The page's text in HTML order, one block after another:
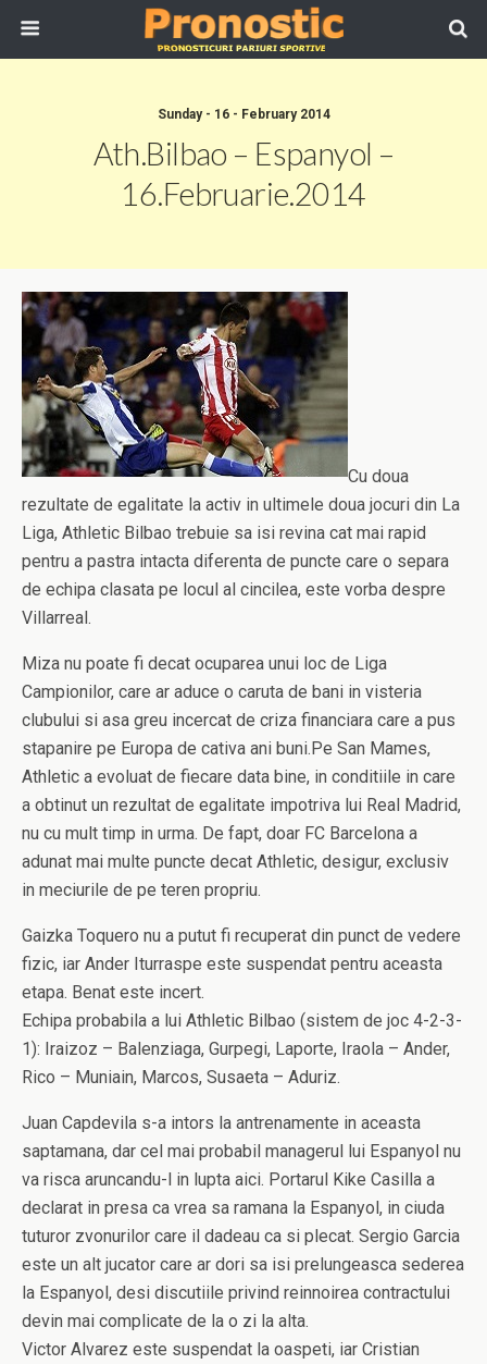
Sunday - 16 - February 2014
Ath.Bilbao – Espanyol –
16.Februarie.2014
Cu doua
rezultate de egalitate la activ in ultimele doua jocuri din La
Liga, Athletic Bilbao trebuie sa isi revina cat mai rapid
pentru a pastra intacta diferenta de puncte care o separa
de echipa clasata pe locul al cincilea, este vorba despre
Villarreal.
Miza nu poate fi decat ocuparea unui loc de Liga
Campionilor, care ar aduce o caruta de bani in visteria
clubului si asa greu incercat de criza financiara care a pus
stapanire pe Europa de cativa ani buni.Pe San Mames,
Athletic a evoluat de fiecare data bine, in conditiile in care
a obtinut un rezultat de egalitate impotriva lui Real Madrid,
nu cu mult timp in urma. De fapt, doar FC Barcelona a
adunat mai multe puncte decat Athletic, desigur, exclusiv
in meciurile de pe teren propriu.
Gaizka Toquero nu a putut fi recuperat din punct de vedere
fizic, iar Ander Iturraspe este suspendat pentru aceasta
etapa. Benat este incert.
Echipa probabila a lui Athletic Bilbao (sistem de joc 4-2-3-
1): Iraizoz – Balenziaga, Gurpegi, Laporte, Iraola – Ander,
Rico – Muniain, Marcos, Susaeta – Aduriz.
Juan Capdevila s-a intors la antrenamente in aceasta
saptamana, dar cel mai probabil managerul lui Espanyol nu
va risca aruncandu-l in lupta aici. Portarul Kike Casilla a
declarat in presa ca vrea sa ramana la Espanyol, in ciuda
tuturor zvonurilor care il dadeau ca si plecat. Sergio Garcia
este un alt jucator care ar dori sa isi prelungeasca sederea
la Espanyol, desi discutiile privind reinnoirea contractului
devin mai complicate de la o zi la alta.
Victor Alvarez este suspendat la oaspeti, iar Cristian